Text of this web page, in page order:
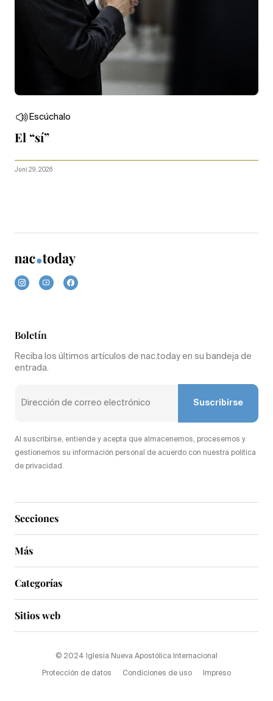
Escúchalo
El “sí”
Juni 29, 2026
Secciones
Más
Boletín
Reciba los últimos artículos de nac.today en su bandeja de
entrada.
Suscribirse
Al suscribirse, entiende y acepta que almacenemos, procesemos y
gestionemos su información personal de acuerdo con nuestra política
de privacidad.
Categorías
Sitios web
© 2024 Iglesia Nueva Apostólica Internacional
Protección de datos Condiciones de uso Impreso